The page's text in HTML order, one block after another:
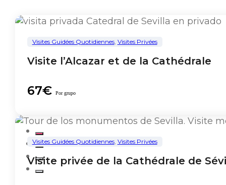
Visites Guidées Quotidiennes, Visites Privées
Visite l’Alcazar et de la Cathédrale
67€ Por grupo
Visites Guidées Quotidiennes, Visites Privées
Visite privée de la Cathédrale de